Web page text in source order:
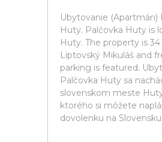
Ubytovanie (Apartmán)
Huty. Palčovka Huty is
Huty. The property is
Liptovský Mikuláš and
parking is featured.
Palčovka Huty sa
slovenskom meste
ktorého si môžete
dovolenku na Slovensku.